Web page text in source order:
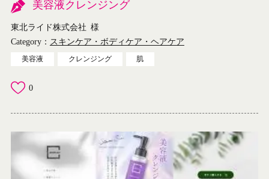
美容液クレンジング
東北ライド株式会社 様
Category： スキンケア・ボディケア・ヘアケア
美容液 クレンジング 肌
0